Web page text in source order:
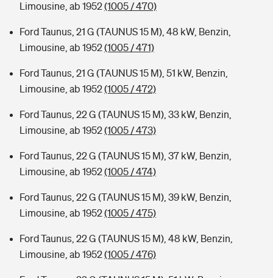
Limousine, ab 1952(1005 / 470)
Ford Taunus, 21 G (TAUNUS 15 M), 48 kW, Benzin,
Limousine, ab 1952(1005 / 471)
Ford Taunus, 21 G (TAUNUS 15 M), 51 kW, Benzin,
Limousine, ab 1952(1005 / 472)
Ford Taunus, 22 G (TAUNUS 15 M), 33 kW, Benzin,
Limousine, ab 1952(1005 / 473)
Ford Taunus, 22 G (TAUNUS 15 M), 37 kW, Benzin,
Limousine, ab 1952(1005 / 474)
Ford Taunus, 22 G (TAUNUS 15 M), 39 kW, Benzin,
Limousine, ab 1952(1005 / 475)
Ford Taunus, 22 G (TAUNUS 15 M), 48 kW, Benzin,
Limousine, ab 1952(1005 / 476)